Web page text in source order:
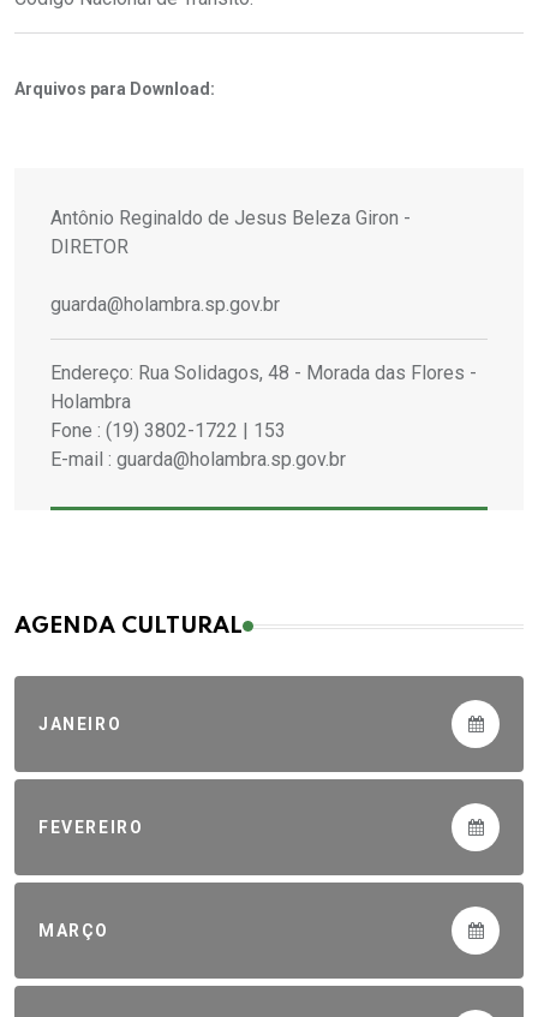
Arquivos para Download:
Antônio Reginaldo de Jesus Beleza Giron -
DIRETOR
guarda@holambra.sp.gov.br
Endereço: Rua Solidagos, 48 - Morada das Flores -
Holambra
Fone : (19) 3802-1722 | 153
E-mail : guarda@holambra.sp.gov.br
AGENDA CULTURAL
JANEIRO
FEVEREIRO
MARÇO